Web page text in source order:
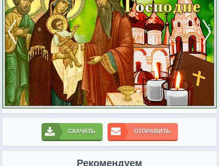
СКАЧАТЬ ОТПРАВИТЬ
Рекомендуем